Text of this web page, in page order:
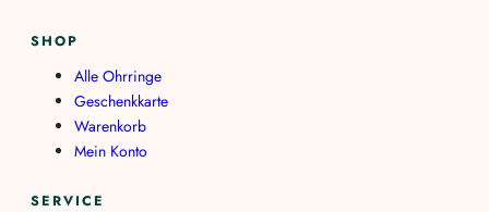
SHOP
Alle Ohrringe
Geschenkkarte
Warenkorb
Mein Konto
SERVICE